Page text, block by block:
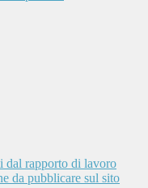
dal rapporto di lavoro
da pubblicare sul sito